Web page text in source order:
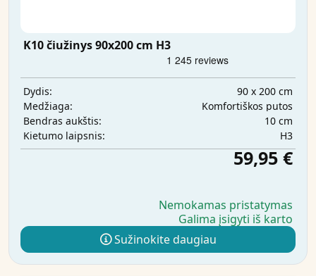
K10 čiužinys 90x200 cm H3
Dydis:
90 x 200 cm
Medžiaga:
Komfortiškos putos
Bendras aukštis:
10 cm
Kietumo laipsnis:
H3
59,95 €
Nemokamas pristatymas
Galima įsigyti iš karto
Sužinokite daugiau